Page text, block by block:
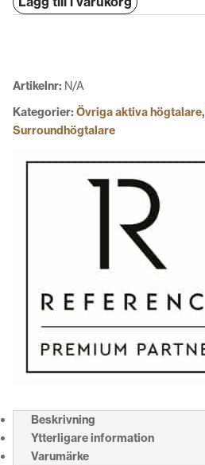
Libero
Artikelnr: N/A
Kategorier: Övriga aktiva högtalare,
Surroundhögtalare
Beskrivning
Ytterligare information
Varumärke